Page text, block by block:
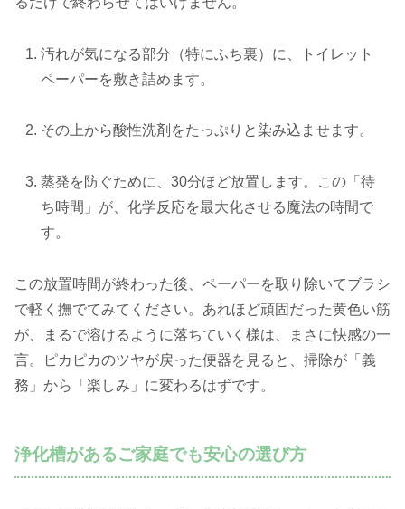
汚れが気になる部分（特にふち裏）に、トイレット
ペーパーを敷き詰めます。
その上から酸性洗剤をたっぷりと染み込ませます。
蒸発を防ぐために、30分ほど放置します。この「待
ち時間」が、化学反応を最大化させる魔法の時間で
す。
この放置時間が終わった後、ペーパーを取り除いてブラシ
で軽く撫でてみてください。あれほど頑固だった黄色い筋
が、まるで溶けるように落ちていく様は、まさに快感の一
言。ピカピカのツヤが戻った便器を見ると、掃除が「義
務」から「楽しみ」に変わるはずです。
浄化槽があるご家庭でも安心の選び方